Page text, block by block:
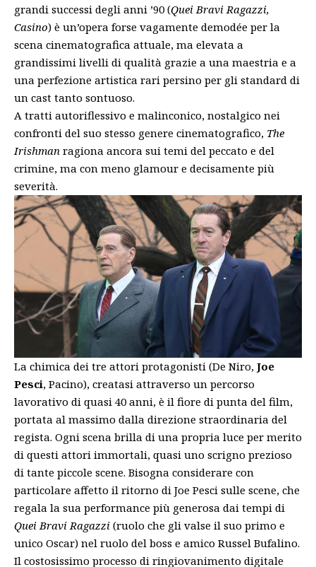
grandi successi degli anni ’90 (Quei Bravi Ragazzi,
Casino) è un’opera forse vagamente demodée per la
scena cinematografica attuale, ma elevata a
grandissimi livelli di qualità grazie a una maestria e a
una perfezione artistica rari persino per gli standard di
un cast tanto sontuoso.
A tratti autoriflessivo e malinconico, nostalgico nei
confronti del suo stesso genere cinematografico, The
Irishman ragiona ancora sui temi del peccato e del
crimine, ma con meno glamour e decisamente più
severità.
La chimica dei tre attori protagonisti (De Niro, Joe
Pesci, Pacino), creatasi attraverso un percorso
lavorativo di quasi 40 anni, è il fiore di punta del film,
portata al massimo dalla direzione straordinaria del
regista. Ogni scena brilla di una propria luce per merito
di questi attori immortali, quasi uno scrigno prezioso
di tante piccole scene. Bisogna considerare con
particolare affetto il ritorno di Joe Pesci sulle scene, che
regala la sua performance più generosa dai tempi di
Quei Bravi Ragazzi (ruolo che gli valse il suo primo e
unico Oscar) nel ruolo del boss e amico Russel Bufalino.
Il costosissimo processo di ringiovanimento digitale